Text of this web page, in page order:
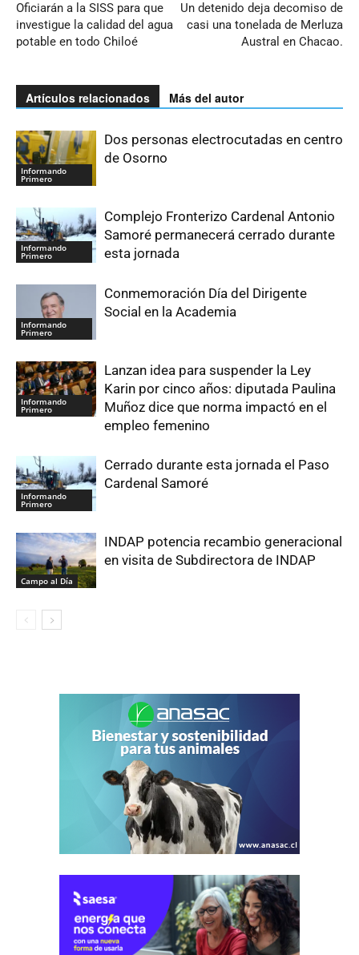
Oficiarán a la SISS para que
investigue la calidad del agua
potable en todo Chiloé
Un detenido deja decomiso de
casi una tonelada de Merluza
Austral en Chacao.
Artículos relacionados Más del autor
Informando
Primero
Dos personas electrocutadas en centro
de Osorno
Informando
Primero
Complejo Fronterizo Cardenal Antonio
Samoré permanecerá cerrado durante
esta jornada
Informando
Primero
Conmemoración Día del Dirigente
Social en la Academia
Informando
Primero
Lanzan idea para suspender la Ley
Karin por cinco años: diputada Paulina
Muñoz dice que norma impactó en el
empleo femenino
Informando
Primero
Cerrado durante esta jornada el Paso
Cardenal Samoré
Campo al Día
INDAP potencia recambio generacional
en visita de Subdirectora de INDAP